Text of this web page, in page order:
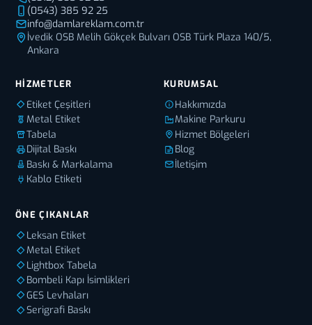
(0543) 385 92 25
info@damlareklam.com.tr
İvedik OSB Melih Gökçek Bulvarı OSB Türk Plaza 140/5,
Ankara
HIZMETLER
Etiket Çeşitleri
Metal Etiket
Tabela
Dijital Baskı
Baskı & Markalama
Kablo Etiketi
KURUMSAL
Hakkımızda
Makine Parkuru
Hizmet Bölgeleri
Blog
İletişim
ÖNE ÇIKANLAR
Leksan Etiket
Metal Etiket
Lightbox Tabela
Bombeli Kapı İsimlikleri
GES Levhaları
Serigrafi Baskı